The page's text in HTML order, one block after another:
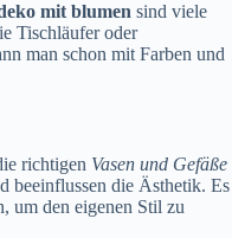
mit blumen sind viele
Tischläufer oder
man schon mit Farben und
richtigen Vasen und Gefäße
beeinflussen die Ästhetik. Es
um den eigenen Stil zu